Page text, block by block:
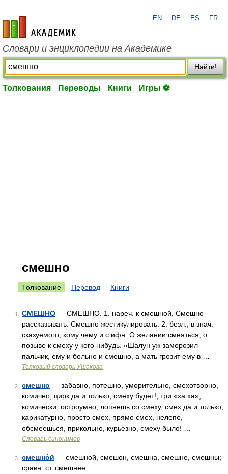
academic.ru
EN DE ES FR
Словари и энциклопедии на Академике
Найти!
Толкования Переводы Книги Игры ⚽
смешно
Толкование Перевод Книги
1 СМЕШНО — СМЕШНО. 1. нареч. к смешной. Смешно
рассказывать. Смешно жестикулировать. 2. безл., в знач.
сказуемого, кому чему и с ифн. О желании смеяться, о
позыве к смеху у кого нибудь. «Шалун уж заморозил
пальчик, ему и больно и смешно, а мать грозит ему в …
Толковый словарь Ушакова
2 смешно — забавно, потешно, уморительно, смехотворно,
комично; цирк да и только, смеху будет!, три «ха ха»,
комически, остроумно, лопнешь со смеху, смех да и только,
карикатурно, просто смех, прямо смех, нелепо,
обсмеешься, прикольно, курьезно, смеху было! …
Словарь синонимов
3 смешно́й — смешной, смешон, смешна, смешно, смешны;
сравн. ст. смешнее …